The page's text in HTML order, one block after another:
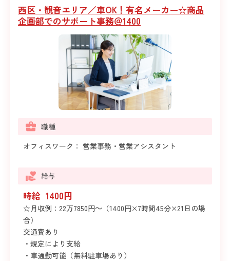
西区・観音エリア／車OK！有名メーカー☆商品
企画部でのサポート事務＠1400
職種
オフィスワーク： 営業事務・営業アシスタント
給与
時給 1400円
☆月収例：22万7850円～（1400円×7時間45分×21日の場
合）
交通費あり
・規定により支給
・車通勤可能（無料駐車場あり）